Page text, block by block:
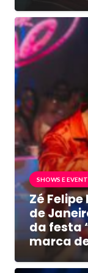
SHOWS E
Zé
de
da festa
marca